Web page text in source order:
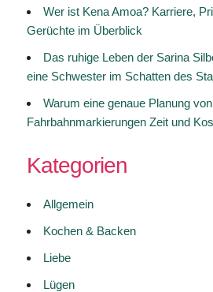
Wer ist Kena Amoa? Karriere,
Gerüchte im Überblick
Das ruhige Leben der Sarina
eine Schwester im Schatten des
Warum eine genaue Planung von
Fahrbahnmarkierungen Zeit und
Kategorien
Allgemein
Kochen & Backen
Liebe
Lügen